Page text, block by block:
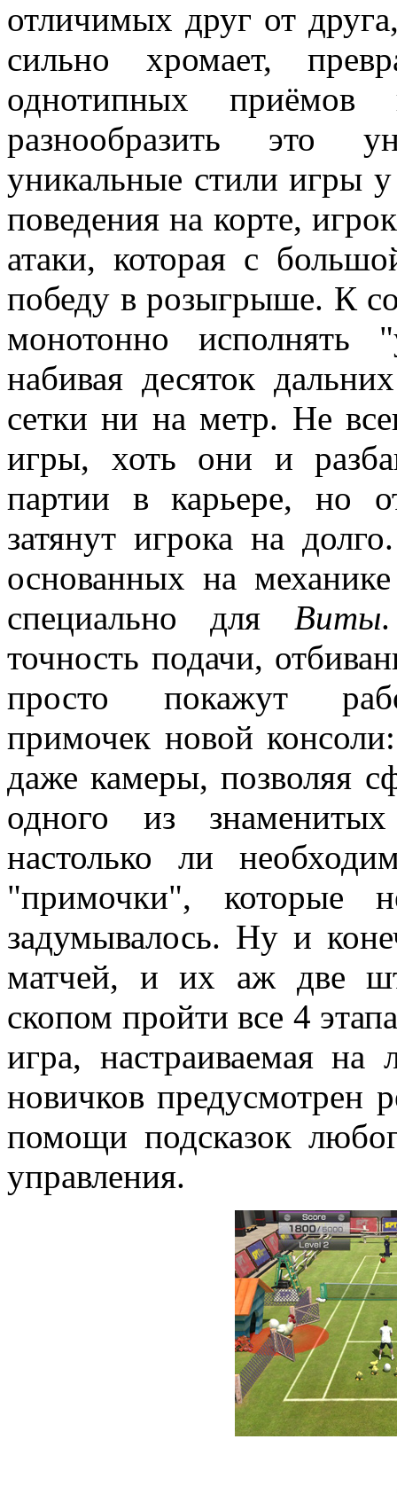
отличимых друг от
сильно хромает,
однотипных
разнообразить это
уникальные стили игры
поведения на корте,
атаки, которая с
победу в розыгрыше. К
монотонно исполнять
набивая десяток
сетки ни на метр. Не
игры, хоть они и
партии в карьере, но
затянут игрока на
основанных на
специально для Виты
точность подачи,
просто покажут
примочек новой
даже камеры, позволяя
одного из
настолько ли
"примочки", которые
задумывалось. Ну и
матчей, и их аж две
скопом пройти все 4
игра, настраиваемая
новичков предусмотрен
помощи подсказок
управления.